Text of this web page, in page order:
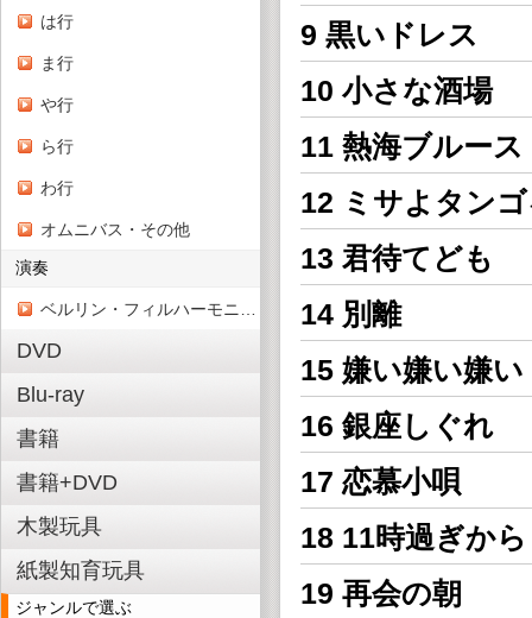
は行
ま行
や行
ら行
わ行
オムニバス・その他
演奏
DVD
Blu-ray
書籍
書籍+DVD
木製玩具
紙製知育玩具
ジャンルで選ぶ
9 黒いドレス
10 小さな酒場
11 熱海ブルース
12 ミサよタン
13 君待てども
14 別離
15 嫌い嫌い嫌い
16 銀座しぐれ
17 恋慕小唄
18 11時過ぎから
19 再会の朝